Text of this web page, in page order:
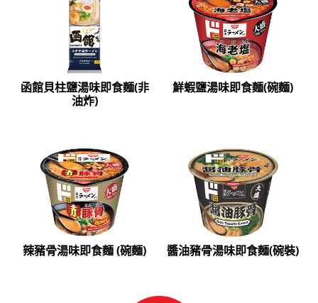
函館貝柱鹽湯味即食麵(非
油炸)
鮮蝦鹽湯味即食麵(碗麵)
辣豬骨湯味即食麵 (碗麵) 醬油豬骨湯味即食麵(碗裝)